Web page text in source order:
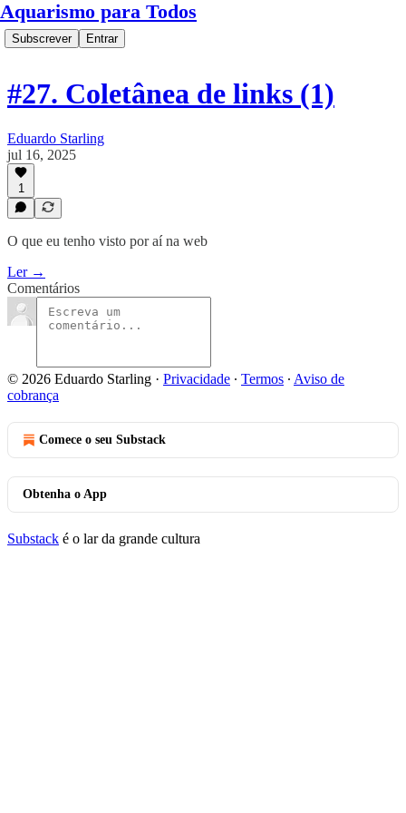
Aquarismo para Todos
Subscrever Entrar
#27. Coletânea de links (1)
Eduardo Starling
jul 16, 2025
1
O que eu tenho visto por aí na web
Ler →
Comentários
© 2026 Eduardo Starling · Privacidade ∙ Termos ∙ Aviso de
cobrança
Comece o seu Substack
Obtenha o App
Substack é o lar da grande cultura